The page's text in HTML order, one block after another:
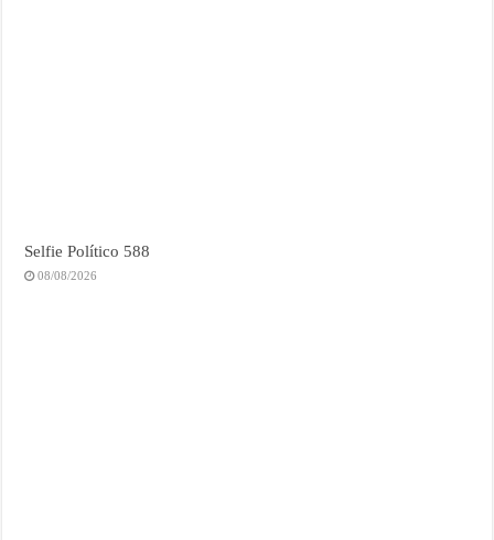
Selfie Político 588
08/08/2026